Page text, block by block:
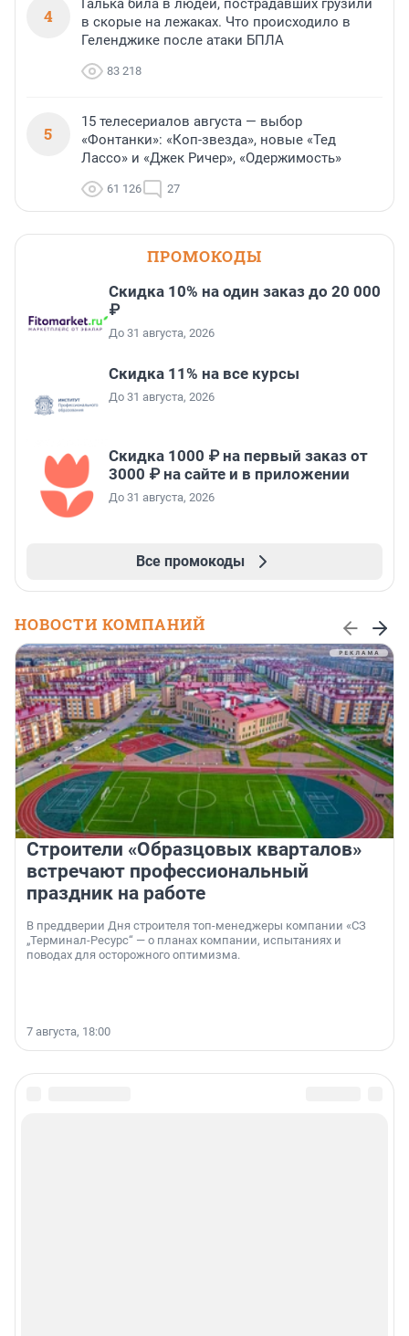
4
Галька била в людей, пострадавших грузили
в скорые на лежаках. Что происходило в
Геленджике после атаки БПЛА
83 218
5
15 телесериалов августа — выбор
«Фонтанки»: «Коп-звезда», новые «Тед
Лассо» и «Джек Ричер», «Одержимость»
61 126 27
ПРОМОКОДЫ
Скидка 10% на один заказ до 20 000
₽
До 31 августа, 2026
Скидка 11% на все курсы
До 31 августа, 2026
Скидка 1000 ₽ на первый заказ от
3000 ₽ на сайте и в приложении
До 31 августа, 2026
Все промокоды
НОВОСТИ КОМПАНИЙ
Строители «Образцовых кварталов»
встречают профессиональный
праздник на работе
В преддверии Дня строителя топ-менеджеры компании «СЗ
„Терминал-Ресурс“ — о планах компании, испытаниях и
поводах для осторожного оптимизма.
7 августа, 18:00